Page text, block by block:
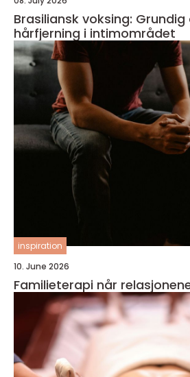
Brasiliansk voksing:
hårfjerning i intimområdet
inspiration
10. June 2026
Familieterapi når